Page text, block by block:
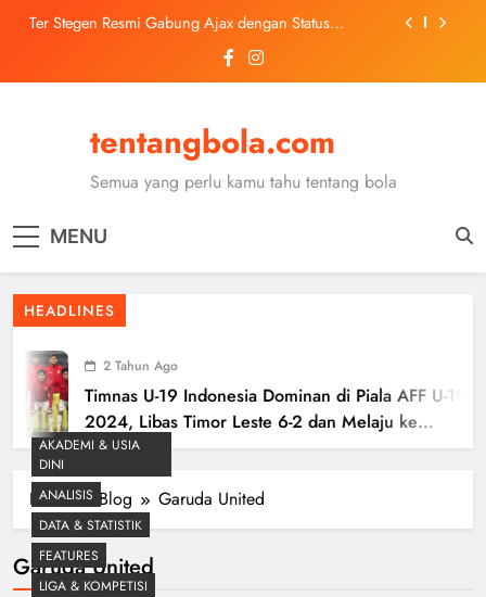
SkipTer Stegen Resmi Gabung Ajax dengan Status
Pinjaman dari Barcelona
Trabzonspor Mulai Negosiasi Mohamed Salah, Tes
Medis Dijadwalkan 5 Agustus
2026, Siap Tatap Putaran Provinsi
Kerolin Resmi Gabung Barcelona, Transfer
Dilaporkan Pecahkan Rekor Penjualan WSL
Pinjaman dari Barcelona
Trabzonspor Mulai Negosiasi Mohamed Salah, Tes
Medis Dijadwalkan 5 Agustus
Malang United U-13 Juara Piala Soeratin Kota Malang
2026, Siap Tatap Putaran Provinsi
tentangbola.com
Semua yang perlu kamu tahu tentang bola
MENU
HEADLINES
2 Tahun Ago
Timnas U-19 Indonesia Dominan di Piala AFF U-19
2024, Libas Timor Leste 6-2 dan Melaju ke
Semifinal
Home Blog Garuda United
Garuda United
AKADEMI & USIA
DINI
ANALISIS
DATA & STATISTIK
FEATURES
LIGA & KOMPETISI